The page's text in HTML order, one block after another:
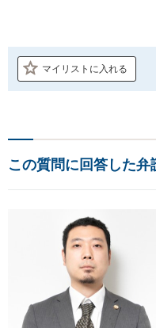
マイリストに入れる
この質問に回答した弁